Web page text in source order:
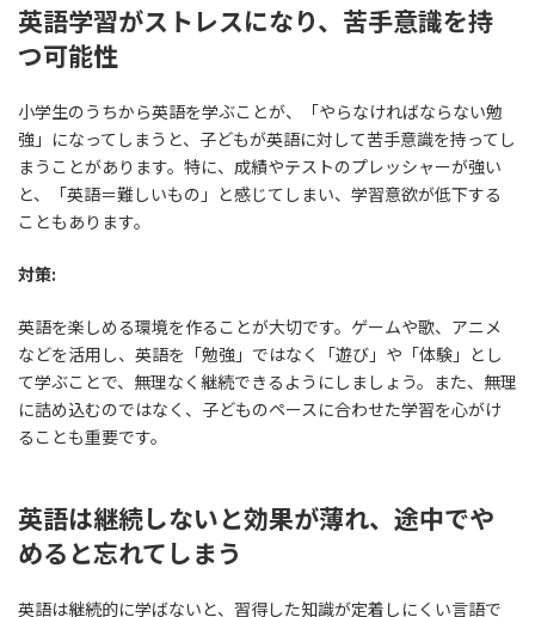
英語学習がストレスになり、苦手意識を持
つ可能性
小学生のうちから英語を学ぶことが、「やらなければならない勉
強」になってしまうと、子どもが英語に対して苦手意識を持ってし
まうことがあります。特に、成績やテストのプレッシャーが強い
と、「英語＝難しいもの」と感じてしまい、学習意欲が低下する
こともあります。
対策:
英語を楽しめる環境を作ることが大切です。ゲームや歌、アニメ
などを活用し、英語を「勉強」ではなく「遊び」や「体験」とし
て学ぶことで、無理なく継続できるようにしましょう。また、無理
に詰め込むのではなく、子どものペースに合わせた学習を心がけ
ることも重要です。
英語は継続しないと効果が薄れ、途中でや
めると忘れてしまう
英語は継続的に学ばないと、習得した知識が定着しにくい言語で